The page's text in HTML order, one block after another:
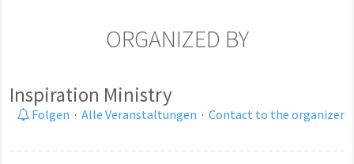
ORGANIZED BY
Inspiration Ministry
Folgen · Alle Veranstaltungen · Contact to the organizer